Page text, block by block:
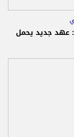
عهد جديد يحمل